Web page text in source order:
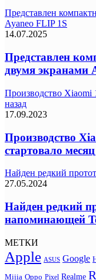
Представлен
Ayaneo FLIP 1S
14.07.2025
Представлен
двумя экранами
Производство Xiaomi
назад
17.09.2023
Производство
стартовало
Найден редкий
27.05.2024
Найден редкий
напоминающей
МЕТКИ
Apple ASUS Google
Mijia Oppo Pixel Realme